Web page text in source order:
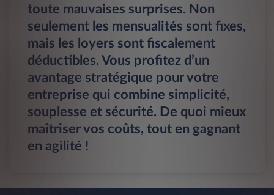
toute mauvaises surprises. Non
seulement les mensualités sont fixes,
mais les loyers sont fiscalement
déductibles. Vous profitez d’un
avantage stratégique pour votre
entreprise qui combine simplicité,
souplesse et sécurité. De quoi mieux
maîtriser vos coûts, tout en gagnant
en agilité !